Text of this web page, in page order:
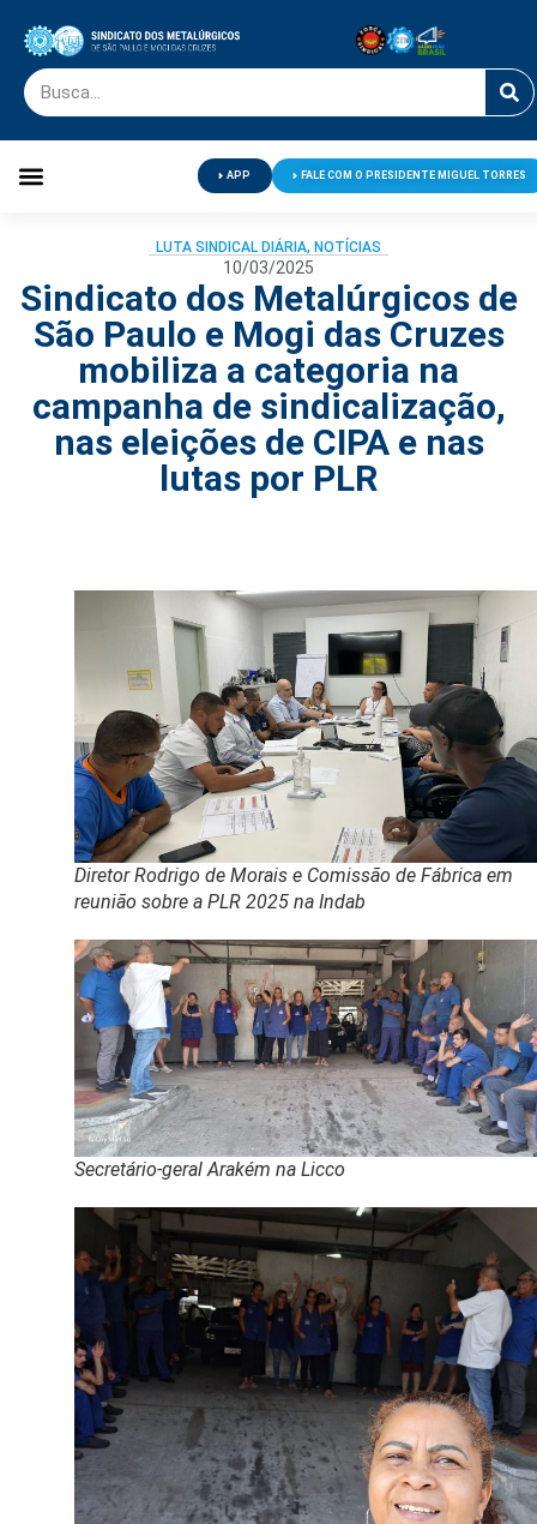
APP FALE COM O PRESIDENTE MIGUEL TORRES
LUTA SINDICAL DIÁRIA, NOTÍCIAS
10/03/2025
Sindicato dos Metalúrgicos de
São Paulo e Mogi das Cruzes
mobiliza a categoria na
campanha de sindicalização,
nas eleições de CIPA e nas
lutas por PLR
Diretor Rodrigo de Morais e Comissão de Fábrica em
reunião sobre a PLR 2025 na Indab
Secretário-geral Arakém na Licco